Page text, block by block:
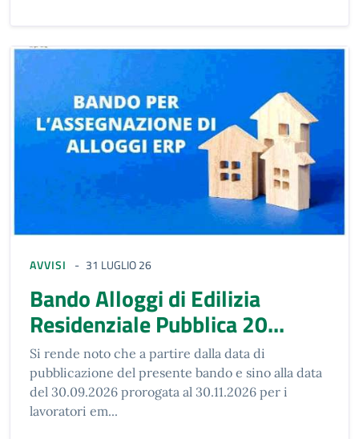
AVVISI 31 LUGLIO 26
Bando Alloggi di Edilizia
Residenziale Pubblica 20...
Si rende noto che a partire dalla data di
pubblicazione del presente bando e sino alla data
del 30.09.2026 prorogata al 30.11.2026 per i
lavoratori em...